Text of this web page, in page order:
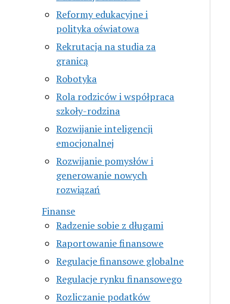
Reformy edukacyjne i
polityka oświatowa
Rekrutacja na studia za
granicą
Robotyka
Rola rodziców i współpraca
szkoły-rodzina
Rozwijanie inteligencji
emocjonalnej
Rozwijanie pomysłów i
generowanie nowych
rozwiązań
Finanse
Radzenie sobie z długami
Raportowanie finansowe
Regulacje finansowe globalne
Regulacje rynku finansowego
Rozliczanie podatków